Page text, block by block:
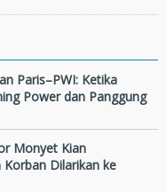
Paris–PWI: Ketika
Power dan Panggung
Monyet Kian
Dilarikan ke